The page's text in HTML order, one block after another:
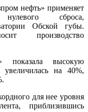
нефть» применяет
сброса,
Обской губы.
производство
высокую
на 40%,
для нее уровня
приблизившись